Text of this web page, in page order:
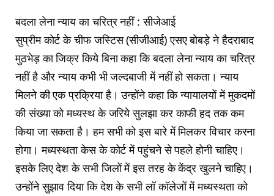
बदला लेना न्याय का चरित्र नहीं : सीजेआई
सुप्रीम कोर्ट के चीफ जस्टिस (सीजीआई) एसए बोबड़े ने हैदराबाद
मुठभेड़ का जिक्र किये बिना कहा कि बदला लेना न्याय का चरित्र
नहीं है और न्याय कभी भी जल्दबाजी में नहीं हो सकता। न्याय
मिलने की एक प्रक्रिया है। उन्होंने कहा कि न्यायालयों में मुकदमों
की संख्या को मध्यस्थ के जरिये सुलझा कर काफी हद तक कम
किया जा सकता है। हम सभी को इस बारे में मिलकर विचार करना
होगा। मध्यस्थता केस के कोर्ट में पहुंचने से पहले होनी चाहिए।
इसके लिए देश के सभी जिलों में इस तरह के केंद्र खुलने चाहिए।
उन्होंने सुझाव दिया कि देश के सभी लॉ कॉलेजों में मध्यस्थता को